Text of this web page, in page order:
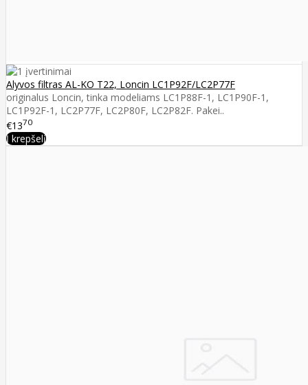
Alyvos filtras AL-KO T22, Loncin LC1P92F/LC2P77F
originalus Loncin, tinka modeliams LC1P88F-1, LC1P90F-1,
LC1P92F-1, LC2P77F, LC2P80F, LC2P82F. Pakei..
€1370
Į krepšelį